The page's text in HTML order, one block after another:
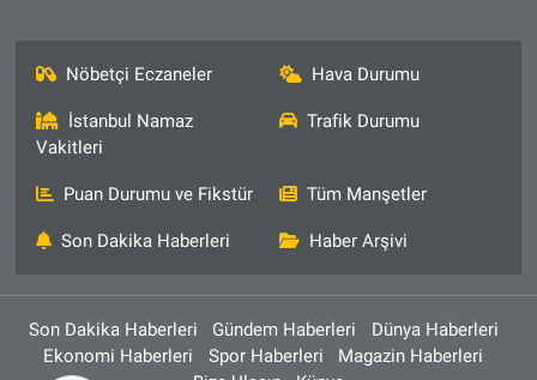
Nöbetçi Eczaneler Hava Durumu
İstanbul Namaz
Vakitleri
Trafik Durumu
Puan Durumu ve Fikstür Tüm Manşetler
Son Dakika Haberleri Haber Arşivi
Son Dakika Haberleri Gündem Haberleri
Dünya Haberleri
Ekonomi Haberleri
Spor Haberleri
Magazin Haberleri